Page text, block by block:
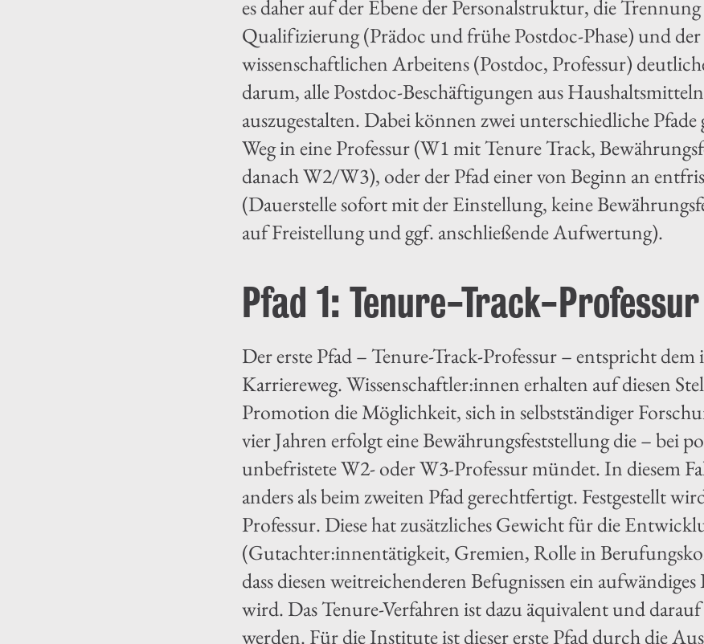
es daher auf der Ebene der Personalstruktur, die
Qualifizierung (Prädoc und frühe Postdoc-Phase) und der
wissenschaftlichen Arbeitens (Postdoc, Professur)
darum, alle Postdoc-Beschäftigungen aus
auszugestalten. Dabei können zwei unterschiedliche
Weg in eine Professur (W1 mit Tenure Track,
danach W2/W3), oder der Pfad einer von Beginn an
(Dauerstelle sofort mit der Einstellung, keine
auf Freistellung und ggf. anschließende Aufwertung).
Pfad 1: Tenure-Track-Professur
Der erste Pfad – Tenure-Track-Professur – entspricht
Karriereweg. Wissenschaftler:innen erhalten auf diesen
Promotion die Möglichkeit, sich in selbstständiger
vier Jahren erfolgt eine Bewährungsfeststellung die – bei
unbefristete W2- oder W3-Professur mündet. In diesem
anders als beim zweiten Pfad gerechtfertigt. Festgestellt
Professur. Diese hat zusätzliches Gewicht für die
(Gutachter:innentätigkeit, Gremien, Rolle in
dass diesen weitreichenderen Befugnissen ein
wird. Das Tenure-Verfahren ist dazu äquivalent und
werden. Für die Institute ist dieser erste Pfad durch die